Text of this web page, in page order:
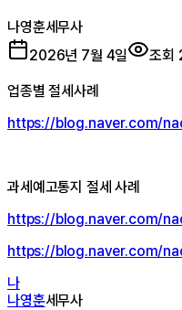
나영훈세무사
2026년 7월 4일
조회
업종별 절세사례
https://blog.naver.com/
과세예고통지 절세 사례
https://blog.naver.com/
https://blog.naver.com/
나
나영훈세무사